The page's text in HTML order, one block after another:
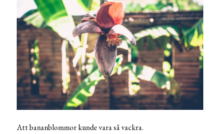
Att bananblommor kunde vara så vackra.